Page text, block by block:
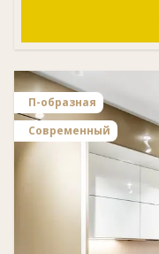
П-образная
Современный